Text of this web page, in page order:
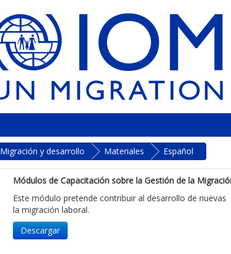
Migración y desarrollo Materiales Español
Módulos de Capacitación sobre la Gestión de la
Este módulo pretende contribuir al desarrollo de
la migración laboral.
Descargar